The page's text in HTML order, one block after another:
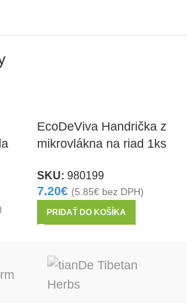
EcoDeViva Handrička z
mikrovlákna na riad 1ks
SKU: 980199
7.20€ (5.85€ bez DPH)
PRIDAŤ DO KOŠÍKA